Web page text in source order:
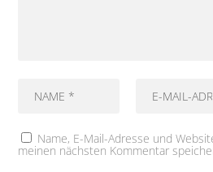
Name, E-Mail-Adresse und
meinen nächsten Kommentar